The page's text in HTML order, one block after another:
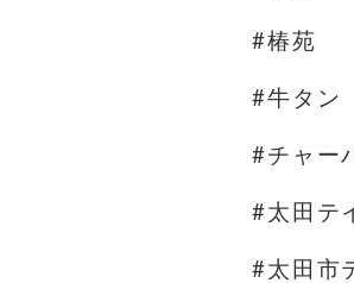
#椿苑
#牛タン
#チャー
#太田テ
#太田市